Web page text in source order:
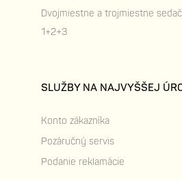
Dvojmiestne a trojmiestne
1+2+3
SLUŽBY NA NAJVYŠŠEJ
Konto zákazníka
Pozáručný servis
Podanie reklamácie